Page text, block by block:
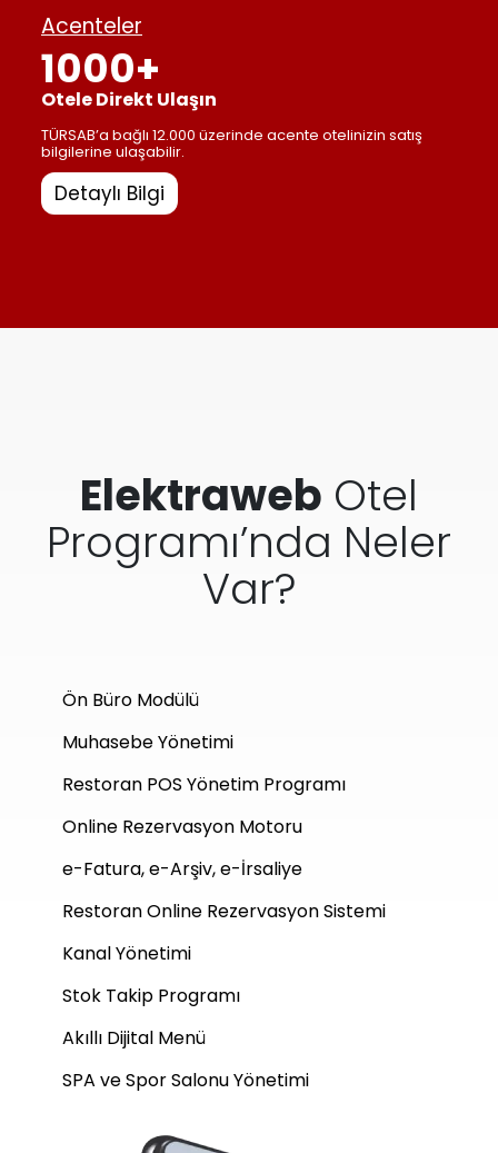
Acenteler
1000+
Otele Direkt Ulaşın
TÜRSAB’a bağlı 12.000 üzerinde acente otelinizin satış
bilgilerine ulaşabilir.
Detaylı Bilgi
Elektraweb Otel
Programı’nda Neler
Var?
Ön Büro Modülü
Muhasebe Yönetimi
Restoran POS Yönetim Programı
Online Rezervasyon Motoru
e-Fatura, e-Arşiv, e-İrsaliye
Restoran Online Rezervasyon Sistemi
Kanal Yönetimi
Stok Takip Programı
Akıllı Dijital Menü
SPA ve Spor Salonu Yönetimi